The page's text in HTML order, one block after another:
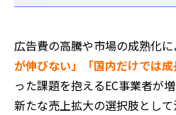
広告費の高騰や市場の成熟化に
が伸びない」「国内だけでは成
った課題を抱えるEC事業者が
新たな売上拡大の選択肢とし